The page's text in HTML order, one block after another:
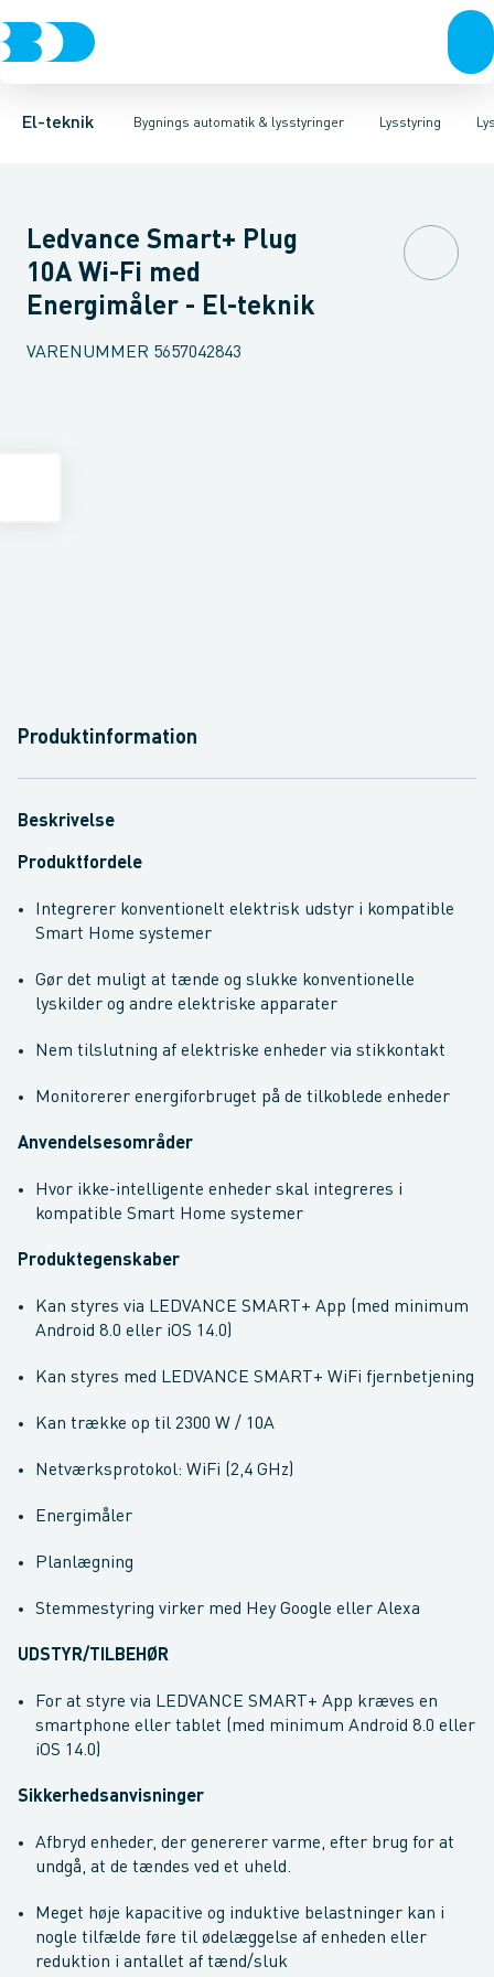
El-teknik Bygnings automatik & lysstyringer
Afbrydere, stikkontakter & lampeudtagForgreningsmateriel
Lysstyring
Lysstyring
Forkobling LysstyringskomponentLED-styring Glimtænder
Ledvance Smart+ Plug
10A Wi-Fi med
Energimåler - El-teknik
VARENUMMER 5657042843
Produktinformation
Beskrivelse
Produktfordele
Integrerer konventionelt elektrisk udstyr i kompatible
Smart Home systemer
Gør det muligt at tænde og slukke konventionelle
lyskilder og andre elektriske apparater
Nem tilslutning af elektriske enheder via stikkontakt
Monitorerer energiforbruget på de tilkoblede enheder
Anvendelsesområder
Hvor ikke-intelligente enheder skal integreres i
kompatible Smart Home systemer
Produktegenskaber
Kan styres via LEDVANCE SMART+ App (med minimum
Android 8.0 eller iOS 14.0)
Kan styres med LEDVANCE SMART+ WiFi fjernbetjening
Kan trække op til 2300 W / 10A
Netværksprotokol: WiFi (2,4 GHz)
Energimåler
Planlægning
Stemmestyring virker med Hey Google eller Alexa
UDSTYR/TILBEHØR
For at styre via LEDVANCE SMART+ App kræves en
smartphone eller tablet (med minimum Android 8.0 eller
iOS 14.0)
Sikkerhedsanvisninger
Afbryd enheder, der genererer varme, efter brug for at
undgå, at de tændes ved et uheld.
Meget høje kapacitive og induktive belastninger kan i
nogle tilfælde føre til ødelæggelse af enheden eller
reduktion i antallet af tænd/sluk